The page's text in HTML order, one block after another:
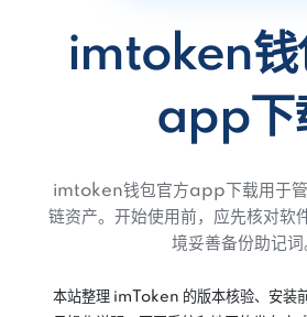
imtoken钱
app下
imtoken钱包官方app下载用于管
链资产。开始使用前，应先核对软
境妥善备份助记词
本站整理 imToken 的版本核验、安装